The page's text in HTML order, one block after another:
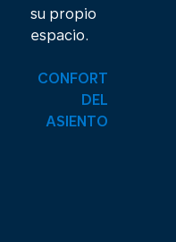
su propio
espacio.
CONFORT
DEL
ASIENTO